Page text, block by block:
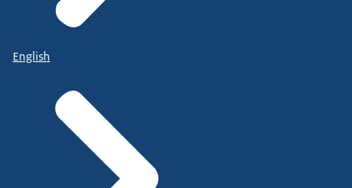
English